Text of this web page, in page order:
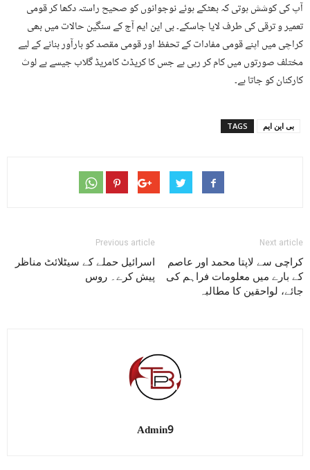
آپ کی کوشش ہوتی کہ بھٹکے ہوئے نوجوانوں کو صحیح راستہ دکھا کر قومی
تعمیر و ترقی کی طرف لایا جاسکے۔ بی این ایم آج کے سنگین حالات میں بھی
کراچی میں اپنے قومی مفادات کے تحفظ اور قومی مقصد کو بارآور بنانے کے لیے
مختلف صورتوں میں کام کر رہی ہے جس کا کریڈٹ کامریڈ گلاب جیسے بے لوث
کارکنان کو جاتا ہے۔
TAGS بی این ایم
Previous article
اسرائیل حملے کے سیٹلائٹ مناظر
پیش کرے۔ روس
Next article
کراچی سے لاپتا محمد اور عاصم
کے بارے میں معلومات فراہم کی
جائے، لواحقین کا مطالبہ
Admin9